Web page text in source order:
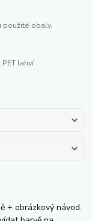
použité obaly.
lahví
+ obrázkový návod.